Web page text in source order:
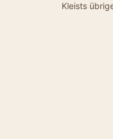
Kleists